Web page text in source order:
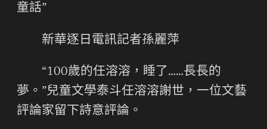
童話”
新華逐日電訊記者孫麗萍
“100歲的任溶溶，睡了……長長的
夢。”兒童文學泰斗任溶溶謝世，一位文藝
評論家留下詩意評論。